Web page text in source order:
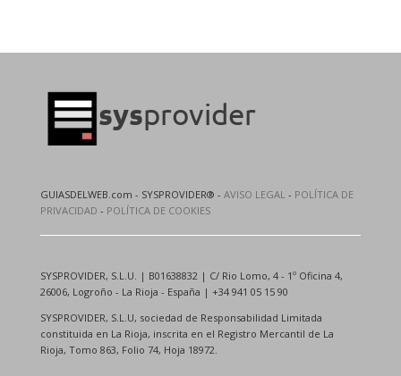
GUIASDELWEB.com - SYSPROVIDER® - AVISO LEGAL - POLÍTICA DE
PRIVACIDAD - POLÍTICA DE COOKIES
SYSPROVIDER, S.L.U. | B01638832 | C/ Rio Lomo, 4 - 1º Oficina 4,
26006, Logroño - La Rioja - España | +34 941 05 15 90
SYSPROVIDER, S.L.U, sociedad de Responsabilidad Limitada
constituida en La Rioja, inscrita en el Registro Mercantil de La
Rioja, Tomo 863, Folio 74, Hoja 18972.